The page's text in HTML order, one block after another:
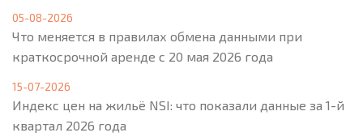
05-08-2026
Что меняется в правилах обмена данными при
краткосрочной аренде с 20 мая 2026 года
15-07-2026
Индекс цен на жильё NSI: что показали данные за 1-й
квартал 2026 года